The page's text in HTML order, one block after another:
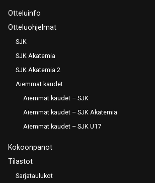
Otteluinfo
Otteluohjelmat
SJK
SJK Akatemia
SJK Akatemia 2
Aiemmat kaudet
Aiemmat kaudet – SJK
Aiemmat kaudet – SJK Akatemia
Aiemmat kaudet – SJK U17
Kokoonpanot
Tilastot
Sarjataulukot